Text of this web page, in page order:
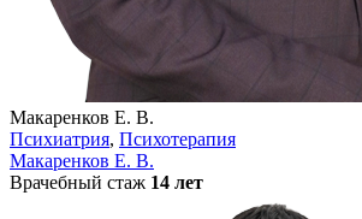
Макаренков Е. В.
Психиатрия, Психотерапия
Макаренков Е. В.
Врачебный стаж 14 лет